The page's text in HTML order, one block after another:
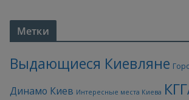
Метки
Выдающиеся Киевляне
Динамо Киев Интересные места Киева